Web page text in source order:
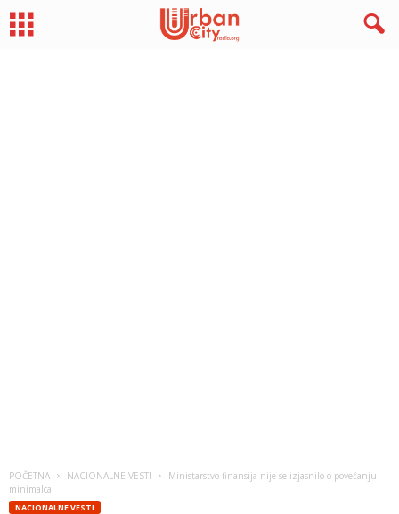
POČETNA NACIONALNE VESTI
Ministarstvo finansija nije se izjasnilo o povećanju
minimalca
NACIONALNE VESTI